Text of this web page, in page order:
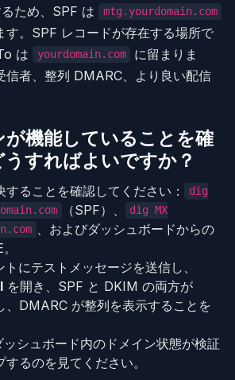
ため、SPF は
mtg.yourdomain.com
す。SPF レコードが存在する場所で
は
yourdomain.com
に留まりま
信者、整列 DMARC、より良い配信
機能していることを確
すればよいですか？
することを確認してください：
dig
（SPF）、
dig MX
、およびダッシュボードからの
にテストメッセージを送信し、
を開き、SPF と DKIM の両方が
、DMARC が整列を表示することを
シュボード内のドメイン状態が検証
るのを見てください。